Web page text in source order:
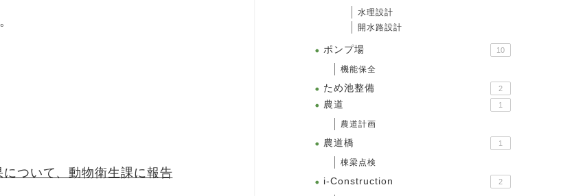
ついて、動物衛生課に報告
水理設計
開水路設計
ポンプ場 10
機能保全
ため池整備 2
農道 1
農道計画
農道橋 1
棟梁点検
i-Construction 2